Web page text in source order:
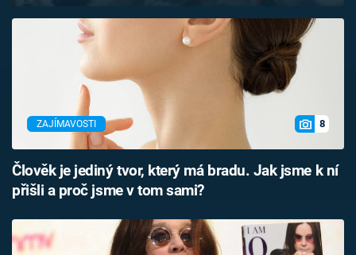
ZAJÍMAVOSTI 8
Člověk je jediný tvor, který má bradu. Jak jsme k ní
přišli a proč jsme v tom sami?